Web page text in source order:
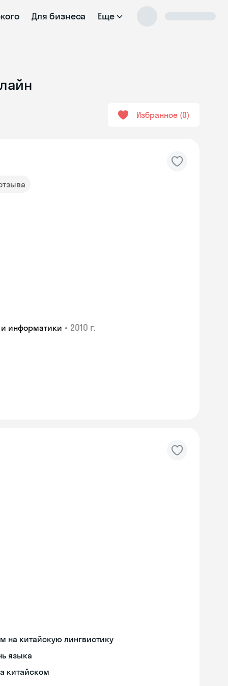
Для бизнеса Еще
Избранное 0
и информатики • 2010 г.
на китайскую лингвистику
языка
китайском